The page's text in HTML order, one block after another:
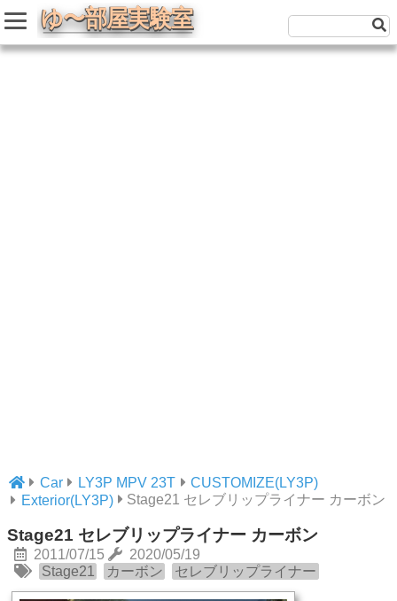
Car LY3P MPV 23T
CUSTOMIZE(LY3P)
Exterior(LY3P)
Stage21 セレブリップライナー カーボン
Stage21 セレブリップライナー カーボン
2011/07/15
2020/05/19
Stage21
カーボン セレブリップライナー